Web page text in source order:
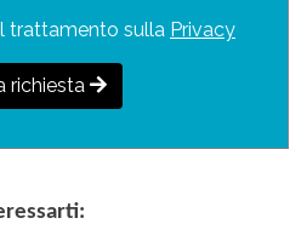
trattamento sulla Privacy
richiesta